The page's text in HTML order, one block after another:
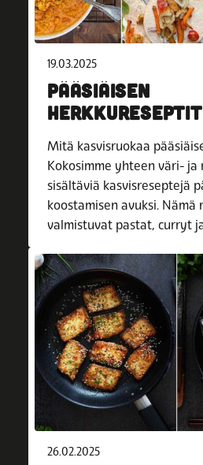
19.03.2025
PÄÄSIÄISEN
Mitä kasvisruokaa
Kokosimme yhteen väri- ja
sisältäviä kasvisreseptejä
koostamisen avuksi. Nämä
valmistuvat pastat, curryt
26.02.2025